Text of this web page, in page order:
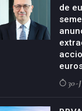
de
30-